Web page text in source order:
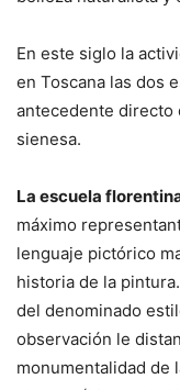
En este siglo la
en Toscana las dos
antecedente directo
sienesa.
La escuela
máximo
lenguaje pictórico
historia de la
del denominado
observación le
monumentalidad de